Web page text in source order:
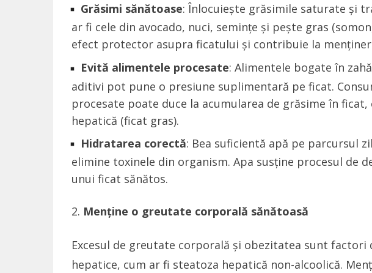
Grăsimi sănătoase: Înlocuiește grăsimile saturate și
ar fi cele din avocado, nuci, semințe și pește gras
efect protector asupra ficatului și contribuie la
Evită alimentele procesate: Alimentele bogate în
aditivi pot pune o presiune suplimentară pe ficat.
procesate poate duce la acumularea de grăsime în
hepatică (ficat gras).
Hidratarea corectă: Bea suficientă apă pe parcursul
elimine toxinele din organism. Apa susține procesul de
unui ficat sănătos.
Menține o greutate corporală sănătoasă
Excesul de greutate corporală și obezitatea sunt
hepatice, cum ar fi steatoza hepatică non-alcoolică.